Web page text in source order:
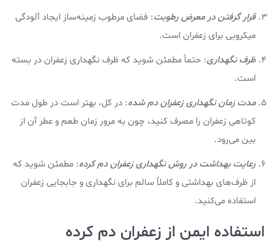
قرار گرفتن در معرض رطوبت: فضای مرطوب زمینه‌ساز ایجاد آلودگی
میکروبی برای زعفران است.
ظرف نگهداری: حتماً مطمئن شوید که ظرف نگهداری زعفران در بسته
است.
مدت زمان نگهداری زعفران دم شده: در کل، بهتر است در طول مدت
کوتاهی زعفران را مصرف کنید، چون به مرور زمان طعم و عطر آن از
بین می‌رود.
رعایت بهداشت در روش نگهداری زعفران دم کرده: مطمئن شوید که
از ظرف‌های بهداشتی و کاملاً سالم برای نگهداری و جابجایی زعفران
استفاده می‌کنید.
استفاده ایمن از زعفران دم کرده